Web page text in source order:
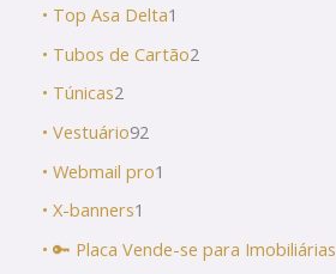
• Top Asa Delta1
• Tubos de Cartão2
• Túnicas2
• Vestuário92
• Webmail pro1
• X-banners1
• 🔑 Placa Vende-se para Imobiliárias